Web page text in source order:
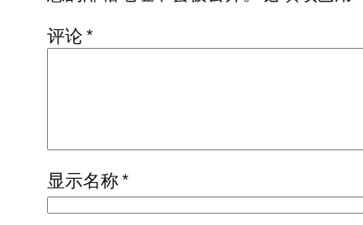
评论*
显示名称*